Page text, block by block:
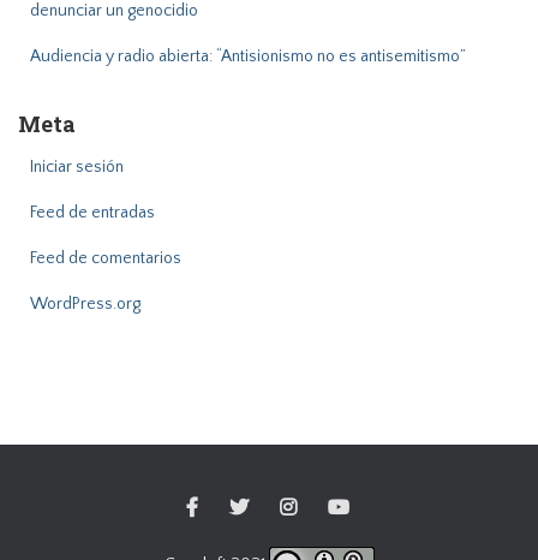
denunciar un genocidio
Audiencia y radio abierta: “Antisionismo no es antisemitismo”
Meta
Iniciar sesión
Feed de entradas
Feed de comentarios
WordPress.org